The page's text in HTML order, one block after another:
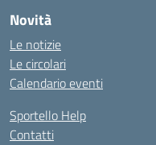
Novità
Le notizie
Le circolari
Calendario eventi
Sportello Help
Contatti